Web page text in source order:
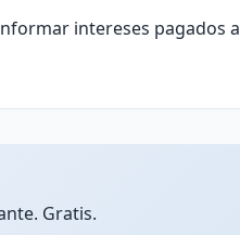
intereses pagados a
Gratis.